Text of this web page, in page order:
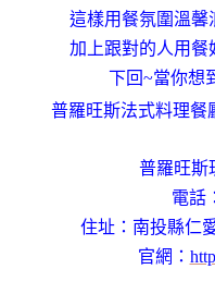
這樣用餐氛圍溫馨
加上跟對的人用餐
下回~當你想
普羅旺斯法式料理餐
普羅旺斯
電話
住址：南投縣仁
官網：